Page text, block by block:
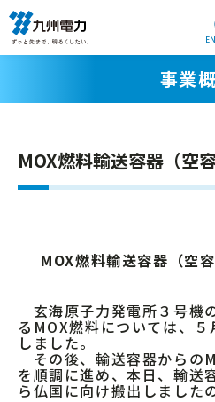
事業
MOX燃料輸送容器（空
MOX燃料輸送容器（空
玄海原子力発電所３号機
るMOX燃料については、
しました。
その後、輸送容器からの
を順調に進め、本日、輸送
ら仏国に向け搬出しました